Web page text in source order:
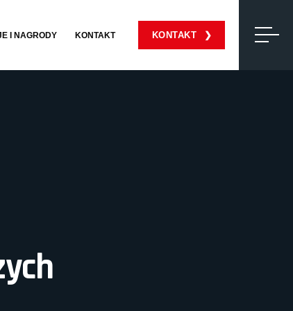
I NAGRODY KONTAKT KONTAKT